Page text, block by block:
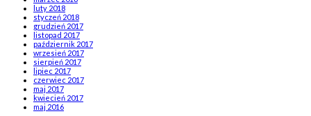
luty 2018
styczeń 2018
grudzień 2017
listopad 2017
październik 2017
wrzesień 2017
sierpień 2017
lipiec 2017
czerwiec 2017
maj 2017
kwiecień 2017
maj 2016